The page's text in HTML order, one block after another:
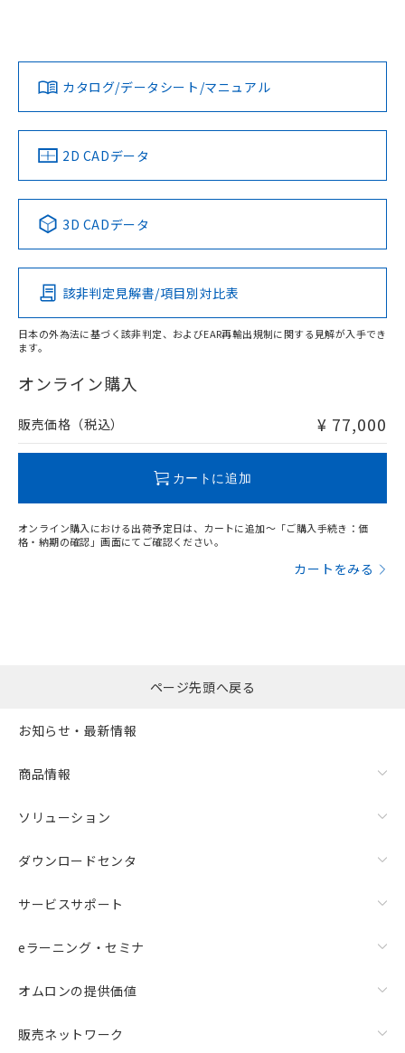
在庫等で未対応品が混在する可能性があります。
非含有品が必要な際は、弊社営業部門もしくは販売店へお
この製品のRoHS/REACH対応状況ページへ
カタログ/データシート/マニュアル
2D CADデータ
3D CADデータ
該非判定見解書/項目別対比表
日本の外為法に基づく該非判定、およびEAR再輸出規制に関する見解が入手でき
ます。
オンライン購入
販売価格（税込） ¥ 77,000
カートに追加
オンライン購入における出荷予定日は、カートに追加～「ご購入手続き：価
格・納期の確認」画面にてご確認ください。
カートをみる
オムロン制御機器販売店や当社販売拠
点は「販売ネットワーク
」をご確認
ください。
在庫状況および標準価格結果を当社の
事前の承諾なく第三者に漏洩または開
示しないようお願いします。
マイパーツ機能（部品リスト作成サー
ビス）をご利用いただくには、I-Web
登録された部品リストについて、当社
および当社の共同利用者が、当社の製
品・サービスに関するお客様との取
をご了承ください。
※当社の共同利用者とは、
の共同利用に関して"
用者の範囲」に記載されている法人を
指します。
但し、RoHS指令で産業用監視および制御機器に対する
適用除外項目は除く。
フタル酸エステル類の４物質については閾値を超える意
※2 対応予定月
部品在庫の切り替え状況などにより、予定
月が前後することがあります。
※3 非含有証明書ダウンロード
下記の非含有証明書をダウンロードするこ
EU RoHS指令（10物質）の非含有証明書
※本証明書は発行日時点で非含有を証明す
るもので、過去に遡って非含有を証明する
また、RoHS指令のフタル酸エステル類４
物質の対応では、対応完了までの期間は出
荷製品に未対応品が混在することから備考
欄に対応日を記載しておりました。
していることから、特段のことがない限
「ｅ」：有害物質（10物質）のすべてが基
準値以下であることを示します。
「10」：通常の使用状況下において有害物
質が外部に漏えいし、環境に深刻な影響を
及ぼさない年数を意味します。
「－」：未確認です。当社販売部門へお問
い合わせください。
当社は貴社製品を、核兵器、ミサイ
ル、化学兵器、生物兵器またはその他
場合は、上記1、2および3の内容を当
該第三者に通知します。また当社は、
販売先および販売に係わる関係者が違
法に輸出するおそれがある場合は、取
－
在庫なし(最新の在庫状況につ
いては、お客様のお取引先、ま
たはお客様担当のオムロン制御
認ください)
白
情報を公開していない機種
ページ先頭へ戻る
お知らせ・最新情報
商品情報
ソリューション
ダウンロードセンタ
サービスサポート
eラーニング・セミナ
オムロンの提供価値
販売ネットワーク